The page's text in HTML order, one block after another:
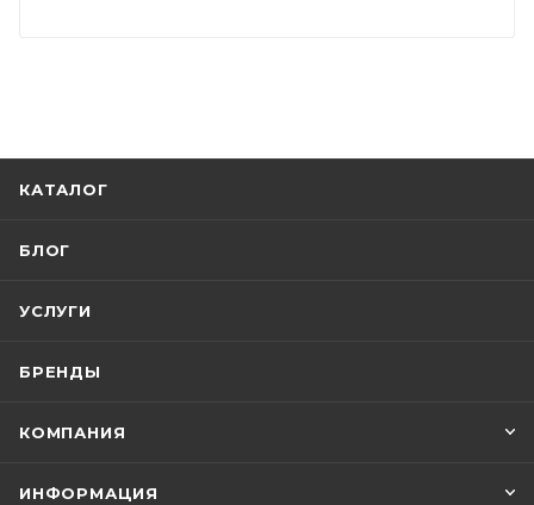
КАТАЛОГ
БЛОГ
УСЛУГИ
БРЕНДЫ
КОМПАНИЯ
ИНФОРМАЦИЯ